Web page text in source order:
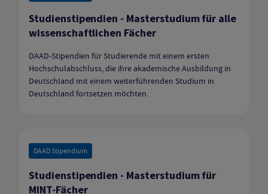
Studienstipendien - Masterstudium für alle
wissenschaftlichen Fächer
DAAD-Stipendien für Studierende mit einem ersten
Hochschulabschluss, die ihre akademische Ausbildung in
Deutschland mit einem weiterführenden Studium in
Deutschland fortsetzen möchten.
DAAD Stipendium
Studienstipendien - Masterstudium für
MINT-Fächer